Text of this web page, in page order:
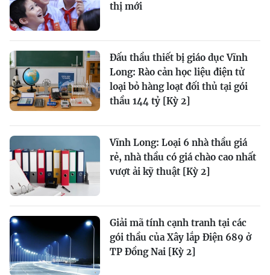
thị mới
Đấu thầu thiết bị giáo dục Vĩnh
Long: Rào cản học liệu điện tử
loại bỏ hàng loạt đối thủ tại gói
thầu 144 tỷ [Kỳ 2]
Vĩnh Long: Loại 6 nhà thầu giá
rẻ, nhà thầu có giá chào cao nhất
vượt ải kỹ thuật [Kỳ 2]
Giải mã tính cạnh tranh tại các
gói thầu của Xây lắp Điện 689 ở
TP Đồng Nai [Kỳ 2]